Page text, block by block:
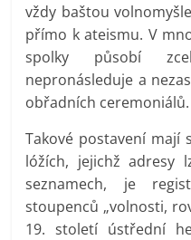
vždy baštou
přímo k ateismu. V
spolky působí
nepronásleduje a
obřadních ceremoniálů.
Takové postavení mají
lóžích, jejichž adresy
seznamech, je
stoupenců „volnosti,
19. století ústřední